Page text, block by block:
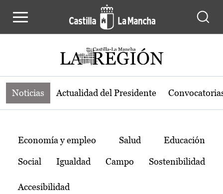
Noticias de la región de Castilla-La
Noticias Actualidad del Presidente
Temas
Economía y empleo Salud Educación
Social Igualdad Campo Sostenibilidad
Accesibilidad